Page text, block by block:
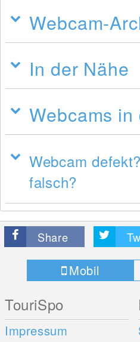
Webcam-
In der Nähe
Webcams in
Webcam
falsch?
Share
Mobil
TouriSpo
Impressum